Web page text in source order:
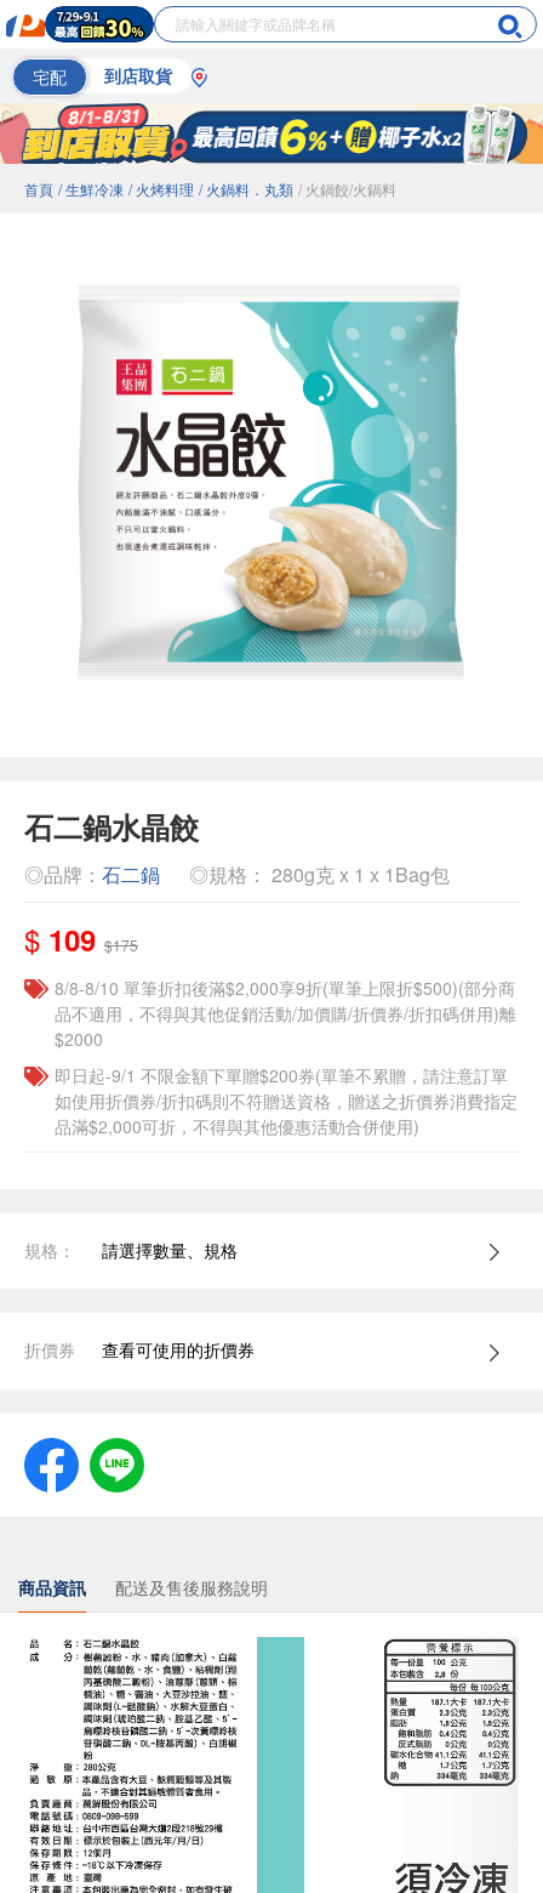
宅配 到店取貨
首頁 / 生鮮冷凍 / 火烤料理 / 火鍋料．丸類 / 火鍋餃/火鍋料
石二鍋水晶餃
◎品牌： 石二鍋 ◎規格： 280g克 x 1 x 1Bag包
$ 109 $175
8/8-8/10 單筆折扣後滿$2,000享9折(單筆上限折$500)(部分商
品不適用，不得與其他促銷活動/加價購/折價券/折扣碼併用)離
$2000
即日起-9/1 不限金額下單贈$200券(單筆不累贈，請注意訂單
如使用折價券/折扣碼則不符贈送資格，贈送之折價券消費指定
品滿$2,000可折，不得與其他優惠活動合併使用)
規格： 請選擇數量、規格
折價券 查看可使用的折價券
商品資訊 配送及售後服務說明